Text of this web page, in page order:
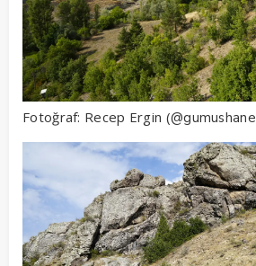
Fotoğraf: Recep Ergin (@gumushane